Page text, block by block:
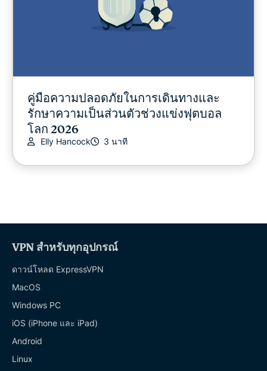
คู่มือความปลอดภัยในการเดินทางและ
รักษาความเป็นส่วนตัวช่วงแข่งฟุตบอล
โลก 2026
Elly Hancock 3 นาที
VPN สำหรับทุกอุปกรณ์
ดาวน์โหลด ExpressVPN
MacOS
Windows PC
iOS (iPhone และ iPad)
Android
Linux